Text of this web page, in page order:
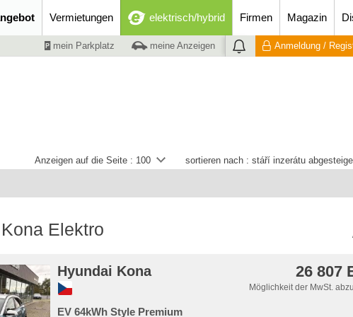
Vermietungen elektrisch/hybrid Firmen Magazin
mein Parkplatz meine Anzeigen Anmeldung /
sortieren nach : stáří inzerátu
Anzeigen auf die Seite : 100
Elektro
Hyundai Kona 26 807
Möglichkeit der MwSt.
EV 64kWh Style Premium